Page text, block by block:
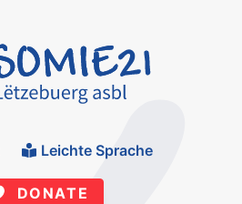
Leichte Sprache
DONATE